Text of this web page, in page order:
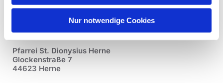
Nur notwendige Cookies
Pfarrei St. Dionysius Herne
Glockenstraße 7
44623 Herne